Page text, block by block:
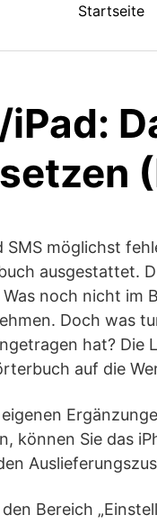
Startseite
iPad:
SMS möglichst
ausgestattet.
noch nicht im
Doch was
hat? Die
auf die
können Sie das
Bereich